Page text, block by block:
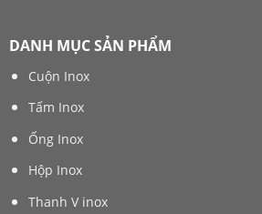
DANH MỤC SẢN PHẨM
Cuộn Inox
Tấm Inox
Ống Inox
Hộp Inox
Thanh V inox